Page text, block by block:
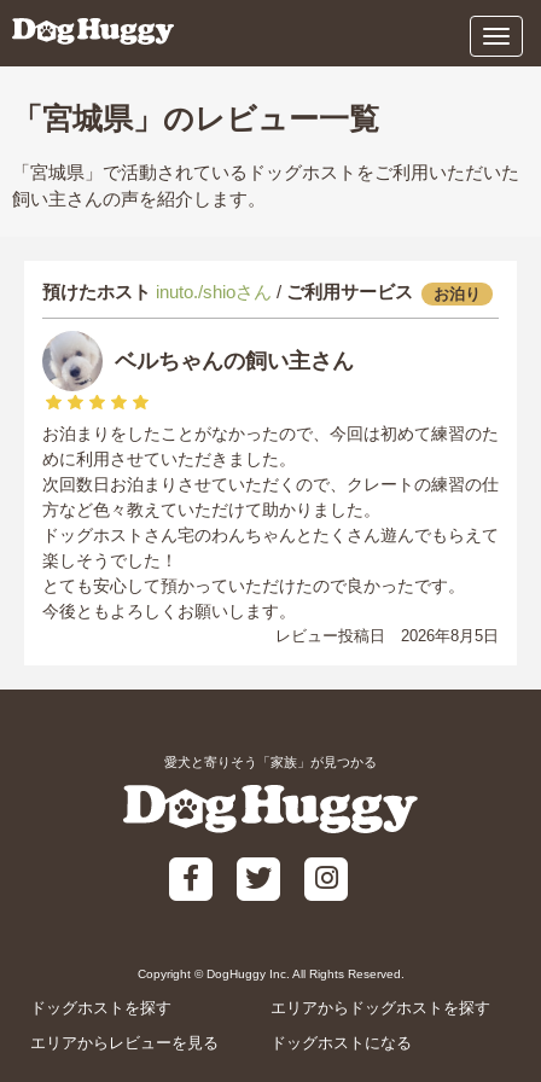
メ
ニ
「宮城県」のレビュー一覧
「宮城県」で活動されているドッグホストをご利用いただいた
飼い主さんの声を紹介します。
預けたホスト inuto./shioさん / ご利用サービス お泊り
ベルちゃんの飼い主さん
お泊まりをしたことがなかったので、今回は初めて練習のた
めに利用させていただきました。
次回数日お泊まりさせていただくので、クレートの練習の仕
方など色々教えていただけて助かりました。
ドッグホストさん宅のわんちゃんとたくさん遊んでもらえて
楽しそうでした！
とても安心して預かっていただけたので良かったです。
今後ともよろしくお願いします。
レビュー投稿日 2026年8月5日
愛犬と寄りそう「家族」が見つかる
Copyright © DogHuggy Inc. All Rights Reserved.
ドッグホストを探す
エリアからドッグホストを探す
エリアからレビューを見る
ドッグホストになる